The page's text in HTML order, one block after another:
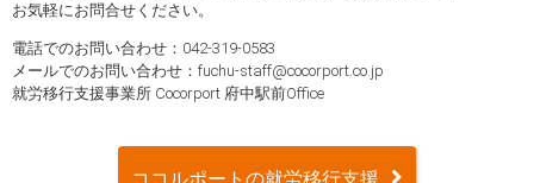
お気軽にお問合せください。
電話でのお問い合わせ：042-319-0583
メールでのお問い合わせ：fuchu-staff@cocorport.co.jp
就労移行支援事業所 Cocorport 府中駅前Office